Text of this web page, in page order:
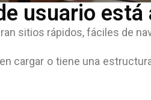
usuario
sitios rápidos, fáciles de
cargar o tiene una